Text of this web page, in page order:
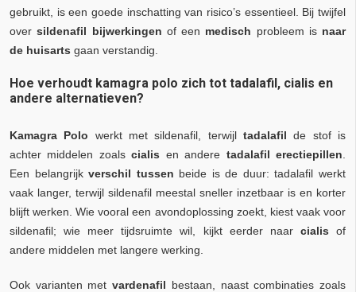
gebruikt, is een goede inschatting van risico’s essentieel. Bij twijfel
oversildenafil bijwerkingen of een medisch probleem is naar
de huisarts gaan verstandig.
Hoe verhoudt kamagra polo zich tot tadalafil, cialis en
andere alternatieven?
Kamagra Polo werkt met sildenafil, terwijltadalafil de stof is
achter middelen zoalscialis en andere tadalafil erectiepillen
Een belangrijkverschil tussen beide is de duur: tadalafil werkt
vaak langer, terwijl sildenafil meestal sneller inzetbaar is en korter
blijft werken. Wie vooral een avondoplossing zoekt, kiest vaak voor
sildenafil; wie meer tijdsruimte wil, kijkt eerder naar cialis of
andere middelen met langere werking.
Ook varianten metvardenafil bestaan, naast combinaties zoals